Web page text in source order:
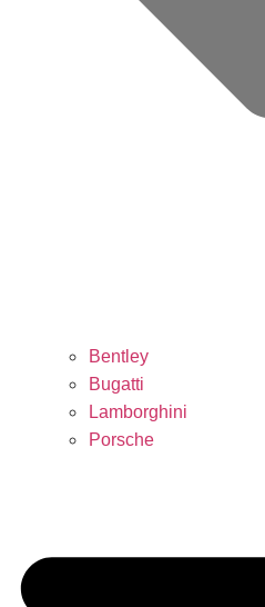
Bentley
Bugatti
Lamborghini
Porsche